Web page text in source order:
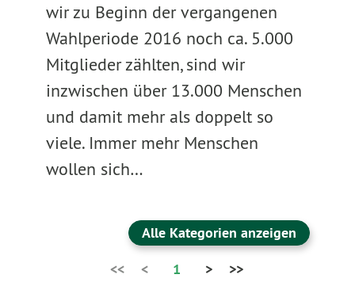
wir zu Beginn der vergangenen
Wahlperiode 2016 noch ca. 5.000
Mitglieder zählten, sind wir
inzwischen über 13.000 Menschen
und damit mehr als doppelt so
viele. Immer mehr Menschen
wollen sich…
Alle Kategorien anzeigen
<<
< 1 > >>